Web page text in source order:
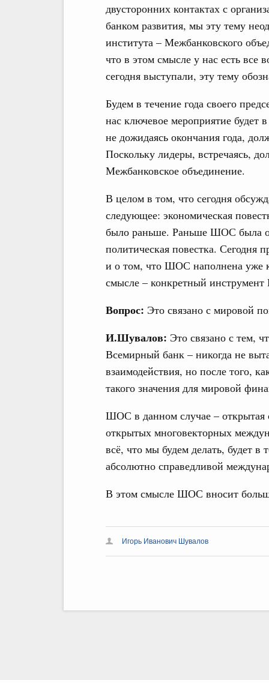
двусторонних контактах с
банком развития, мы эту тему
института – Межбанковского
что в этом смысле у нас есть все
сегодня выступали, эту тему
Будем в течение года своего
нас ключевое мероприятие
не дожидаясь окончания года,
Поскольку лидеры, встречаясь,
Межбанковское объединение.
В целом в том, что сегодня
следующее: экономическая
было раньше. Раньше ШОС была
политическая повестка. Сегодня
и о том, что ШОС наполнена уже
смысле – конкретный
Вопрос: Это связано с мировой
И.Шувалов: Это связано с тем,
Всемирный банк – никогда не
взаимодействия, но после того,
такого значения для мировой
ШОС в данном случае – открытая
открытых многовекторных
всё, что мы будем делать, будет в
абсолютно справедливой
В этом смысле ШОС вносит
Игорь Иванович Шувалов